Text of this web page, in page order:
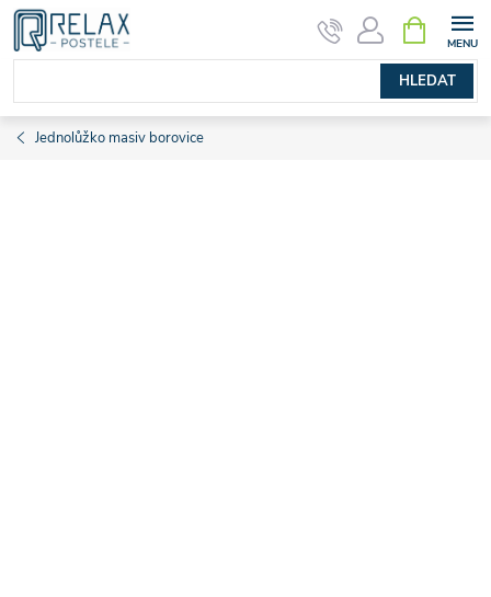
Přejít
obsah
HLEDAT
NÁKUPNÍ
KOŠÍK
Jednolůžko masiv borovice